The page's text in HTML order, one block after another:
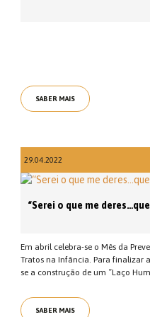
SABER MAIS
29.04.2022
“Serei o que me
Em abril celebra-se o Mês da
Tratos na Infância. Para finalizar
se a construção de um “Laço
SABER MAIS